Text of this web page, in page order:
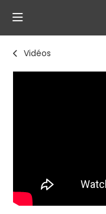
Vidéos